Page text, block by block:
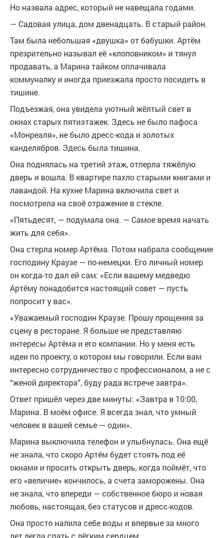
Но назвала адрес, который не навещала годами.
— Садовая улица, дом двенадцать. В старый район.
Там была небольшая «двушка» от бабушки. Артём
презрительно называл её «клоповником» и тянул
продавать, а Марина тайком оплачивала
коммуналку и иногда приезжала просто посидеть в
тишине.
Подъезжая, она увидела уютный жёлтый свет в
окнах старых пятиэтажек. Здесь не было пафоса
«Монреаля», не было дресс-кода и золотых
канделябров. Здесь была тишина.
Она поднялась на третий этаж, отперла тяжёлую
дверь и вошла. В квартире пахло старыми книгами и
лавандой. На кухне Марина включила свет и
посмотрела на своё отражение в стекле.
«Пятьдесят, — подумала она. — Самое время начать
жить для себя».
Она стерла номер Артёма. Потом набрала сообщение
господину Краузе — по-немецки. Его личный номер
он когда-то дал ей сам: «Если вашему медведю
Артёму понадобится настоящий совет — пусть
попросит у вас».
«Уважаемый господин Краузе. Прошу прощения за
сцену в ресторане. Я больше не представляю
интересы Артёма и его компании. Но у меня есть
идеи по проекту, о котором мы говорили. Если вам
интересно сотрудничество с профессионалом, а не с
“женой директора”, буду рада встрече завтра».
Ответ пришёл через две минуты: «Завтра в 10:00,
Марина. В моём офисе. Я всегда знал, что умный
человек в вашей семье — один».
Марина выключила телефон и улыбнулась. Она ещё
не знала, что скоро Артём будет стоять под её
окнами и просить открыть дверь, когда поймёт, что
его «величие» кончилось, а счета заморожены. Она
не знала, что впереди — собственное бюро и новая
любовь, настоящая, без статусов и дресс-кодов.
Она просто налила себе воды и впервые за много
лет легла спать с лёгким сердцем.